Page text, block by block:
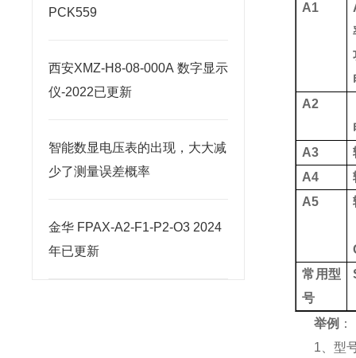
PCK559
西安XMZ-H8-08-000A 数字显示
仪-2022已更新
智能数显电压表的出现，大大减
少了测量误差概率
金华 FPAX-A2-F1-P2-O3 2024
年已更新
A1
A2
A3
A4
A5
常用型
号
举例 ：
1、型